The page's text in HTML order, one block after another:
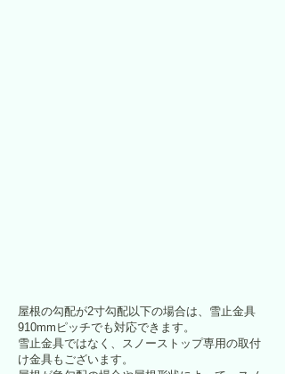
屋根の勾配が2寸勾配以下の場合は、雪止金具
910mmピッチでも対応できます。
​雪止金具ではなく、スノーストップ専用の取付
け金具もございます。